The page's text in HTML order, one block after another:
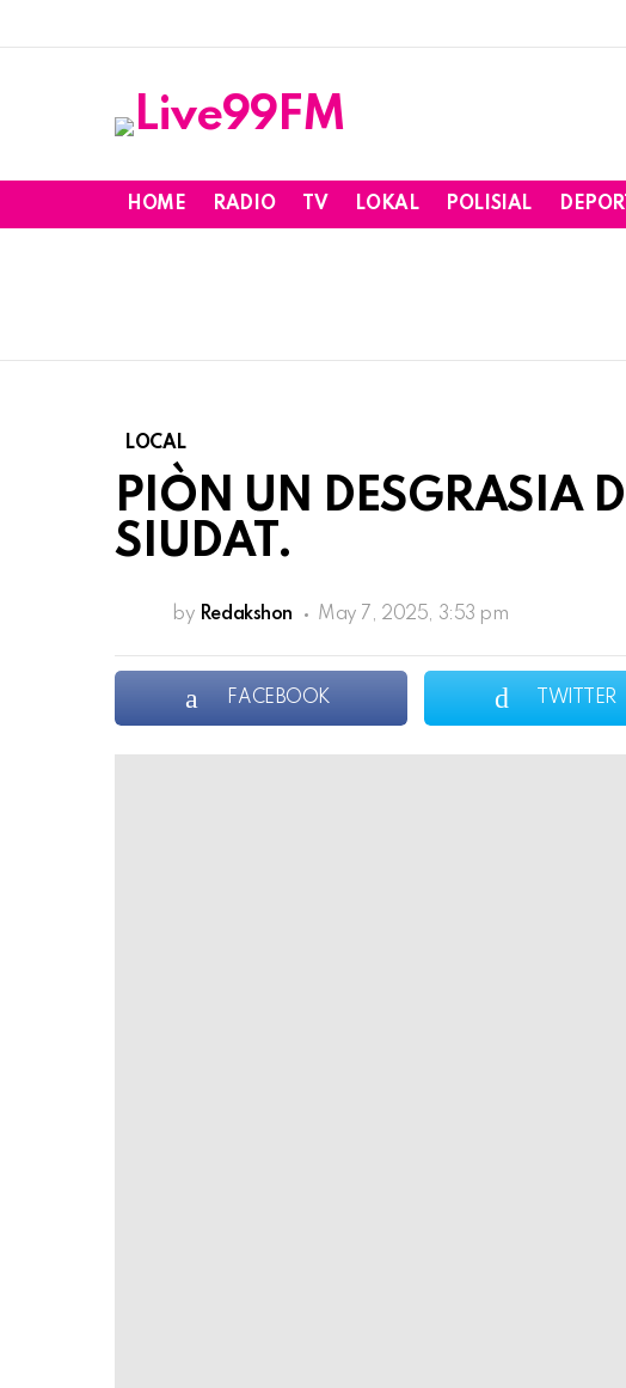
HOME RADIO TV LOKAL POLISIAL
LOCAL
PIÒN UN DESGRASIA
SIUDAT.
by Redakshon May 7, 2025, 3:53 pm
FACEBOOK TWITTER